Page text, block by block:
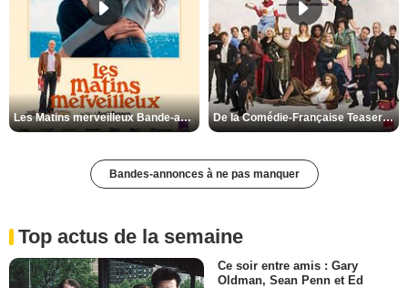
Les Matins merveilleux Bande-annonce VF De la Comédie-Française Teaser VF
Bandes-annonces à ne pas manquer
Top actus de la semaine
Ce soir entre amis : Gary
Oldman, Sean Penn et Ed